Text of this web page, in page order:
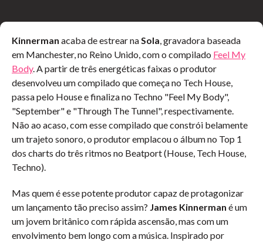
Kinnerman acaba de estrear naSola, gravadora baseada
em Manchester, no Reino Unido, com o compilado Feel My
Body. A partir de três energéticas faixas o produtor
desenvolveu um compilado que começa no Tech House,
passa pelo House e finaliza no Techno "Feel My Body",
"September" e "Through The Tunnel", respectivamente.
Não ao acaso, com esse compilado que constrói belamente
um trajeto sonoro, o produtor emplacou o álbum no Top 1
dos charts do três ritmos no Beatport (House, Tech House,
Techno).
Mas quem é esse potente produtor capaz de protagonizar
um lançamento tão preciso assim? James Kinnerman é um
um jovem britânico com rápida ascensão, mas com um
envolvimento bem longo com a música. Inspirado por